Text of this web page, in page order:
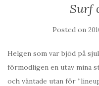
Surf
Posted on
Helgen som var bjöd på
förmodligen en utav mina
och väntade utan för